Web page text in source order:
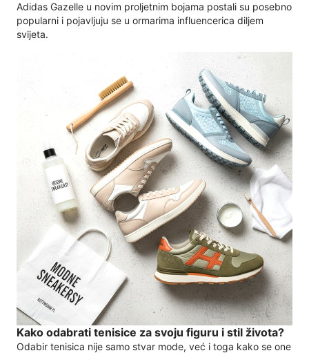
Adidas Gazelle u novim proljetnim bojama postali su posebno
popularni i pojavljuju se u ormarima influencerica diljem
svijeta.
Kako odabrati tenisice za svoju figuru i stil života?
Odabir tenisica nije samo stvar mode, već i toga kako se one